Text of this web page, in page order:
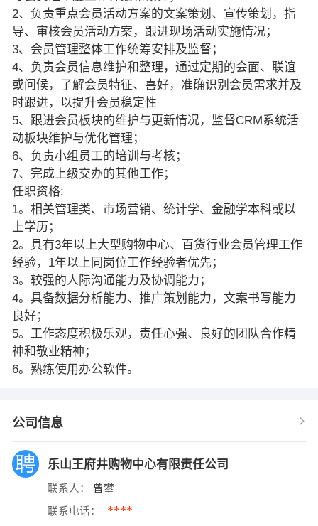
2、负责重点会员活动方案的文案策划、宣传策划，指
导、审核会员活动方案，跟进现场活动实施情况；
3、会员管理整体工作统筹安排及监督；
4、负责会员信息维护和整理，通过定期的会面、联谊
或问候，了解会员特征、喜好，准确识别会员需求并及
时跟进，以提升会员稳定性
5、跟进会员板块的维护与更新情况，监督CRM系统活
动板块维护与优化管理；
6、负责小组员工的培训与考核；
7、完成上级交办的其他工作；
任职资格:
1。相关管理类、市场营销、统计学、金融学本科或以
上学历；
2。具有3年以上大型购物中心、百货行业会员管理工作
经验，1年以上同岗位工作经验者优先；
3。较强的人际沟通能力及协调能力；
4。具备数据分析能力、推广策划能力，文案书写能力
良好；
5。工作态度积极乐观，责任心强、良好的团队合作精
神和敬业精神；
6。熟练使用办公软件。
公司信息
乐山王府井购物中心有限责任公司
联系人： 曾攀
联系电话： ****